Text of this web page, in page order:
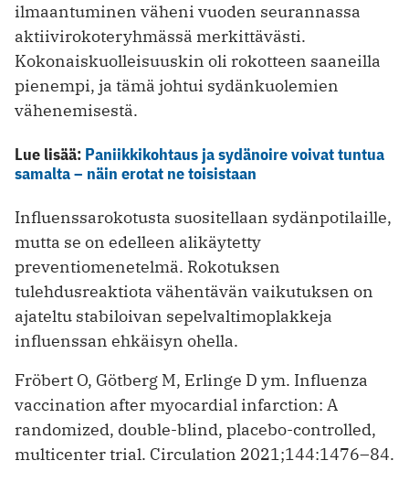
ilmaantuminen väheni vuoden seurannassa
aktiivirokoteryhmässä merkittävästi.
Kokonaiskuolleisuuskin oli rokotteen saaneilla
pienempi, ja tämä johtui sydänkuolemien
vähenemisestä.
Lue lisää: Paniikkikohtaus ja sydänoire voivat tuntua
samalta – näin erotat ne toisistaan
Influenssarokotusta suositellaan sydänpotilaille,
mutta se on edelleen alikäytetty
preventiomenetelmä. Rokotuksen
tulehdusreaktiota vähentävän vaikutuksen on
ajateltu stabiloivan sepelvaltimoplakkeja
influenssan ehkäisyn ohella.
Fröbert O, Götberg M, Erlinge D ym. Influenza
vaccination after myocardial infarction: A
randomized, double-blind, placebo-controlled,
multicenter trial. Circulation 2021;144:1476–84.